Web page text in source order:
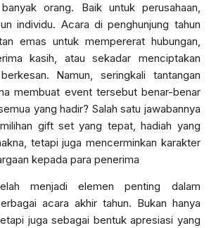
orang. Baik untuk perusahaan,
individu. Acara di penghunjung tahun
emas untuk mempererat hubungan,
kasih, atau sekadar menciptakan
Namun, seringkali tantangan
membuat event tersebut benar-benar
yang hadir? Salah satu jawabannya
gift set yang tepat, hadiah yang
tetapi juga mencerminkan karakter
kepada para penerima
menjadi elemen penting dalam
acara akhir tahun. Bukan hanya
juga sebagai bentuk apresiasi yang